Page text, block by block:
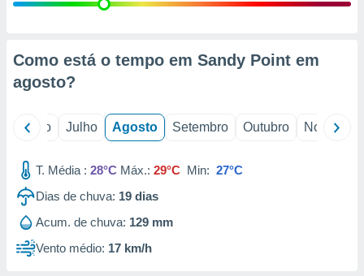
estudos
1199
Como está o tempo em Sandy Point em
agosto?
Junho Julho Agosto Setembro Outubro Novembro
T. Média : 28°C Máx.: 29°C Min: 27°C
Dias de chuva: 19 dias
Acum. de chuva: 129 mm
Vento médio: 17 km/h